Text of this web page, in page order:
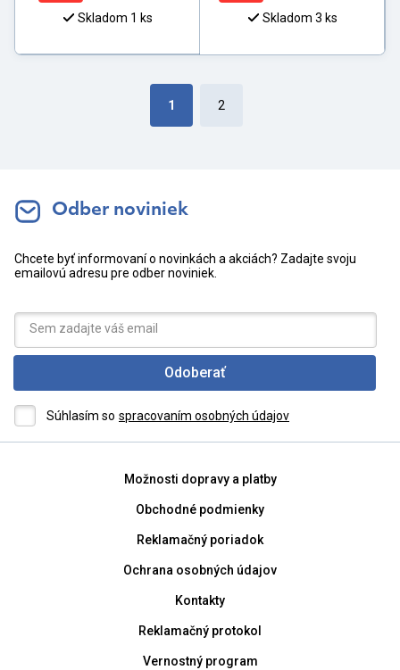
Skladom 1 ks Skladom 3 ks
1 2
Odber noviniek
Chcete byť informovaní o novinkách a akciách? Zadajte svoju
emailovú adresu pre odber noviniek.
Odoberať
Súhlasím so spracovaním osobných údajov
Možnosti dopravy a platby
Obchodné podmienky
Reklamačný poriadok
Ochrana osobných údajov
Kontakty
Reklamačný protokol
Vernostný program